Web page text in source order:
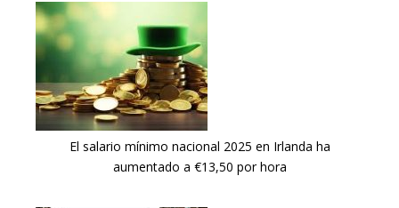
El salario mínimo nacional 2025 en Irlanda ha
aumentado a €13,50 por hora